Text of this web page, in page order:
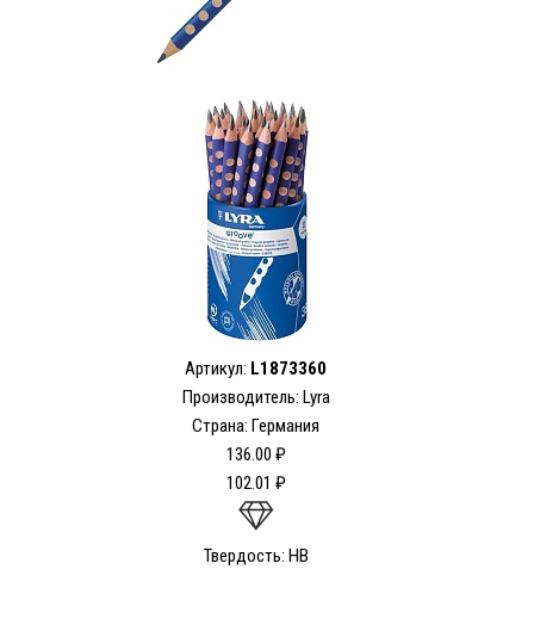
Артикул: L1873360
Производитель: Lyra
Страна: Германия
136.00 ₽
102.01 ₽
Твердость: HB